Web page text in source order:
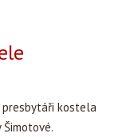
kostela